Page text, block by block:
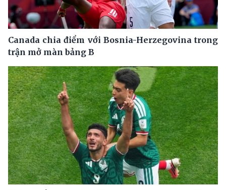
Canada chia điểm với Bosnia-Herzegovina trong
trận mở màn bảng B